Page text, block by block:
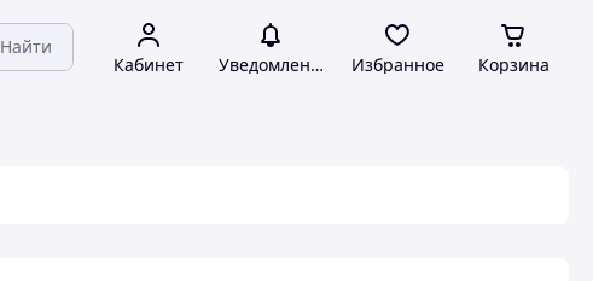
Найти
Кабинет Уведомления Избранное Корзина